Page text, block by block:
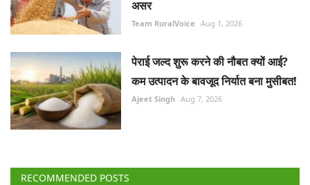
असर
Team RuralVoice Aug 1, 2026
पेराई जल्द शुरू करने की नौबत क्यों आई?
कम उत्पादन के बावजूद निर्यात बना मुसीबत!
Ajeet Singh Aug 7, 2026
RECOMMENDED POSTS